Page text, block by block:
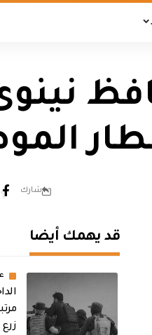
نينوى
شارك
قد يهمك أيضا